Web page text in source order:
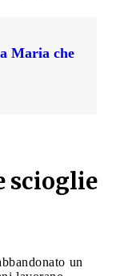
Maria che
scioglie
un